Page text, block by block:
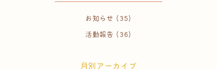
お知らせ (35)
活動報告 (36)
月別アーカイブ